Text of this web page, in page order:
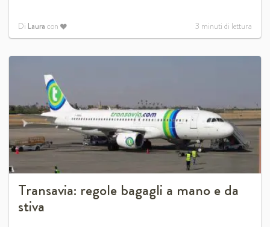
Di Laura con 3 minuti di lettura
Transavia: regole bagagli a mano e da
stiva